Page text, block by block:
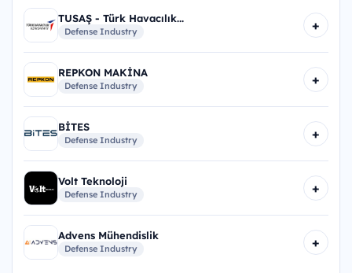
TUSAŞ - Türk Havacılık...
Defense Industry +
REPKON MAKİNA
Defense Industry +
BİTES
Defense Industry +
Volt Teknoloji
Defense Industry +
Advens Mühendislik
Defense Industry +